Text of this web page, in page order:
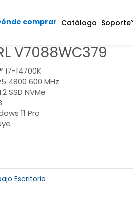
comprar Catálogo Soporte
V7088WC379
i7-14700K
4800 600 MHz
SSD NVMe
11 Pro
Escritorio